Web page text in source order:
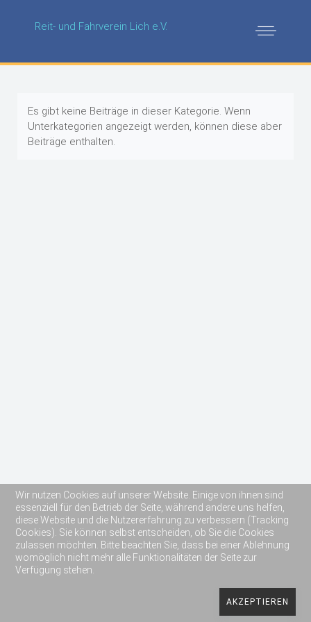
Reit- und Fahrverein Lich e.V.
Es gibt keine Beiträge in dieser Kategorie. Wenn
Unterkategorien angezeigt werden, können diese aber
Beiträge enthalten.
Datenschutzerklärung
Wir nutzen Cookies auf unserer Website. Einige von ihnen sind
essenziell für den Betrieb der Seite, während andere uns helfen,
diese Website und die Nutzererfahrung zu verbessern (Tracking
Cookies). Sie können selbst entscheiden, ob Sie die Cookies
zulassen möchten. Bitte beachten Sie, dass bei einer Ablehnung
womöglich nicht mehr alle Funktionalitäten der Seite zur
Verfügung stehen.
AKZEPTIEREN